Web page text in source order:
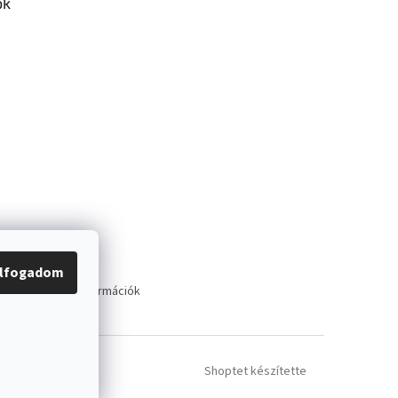
Szállítási információk
Shoptet készítette